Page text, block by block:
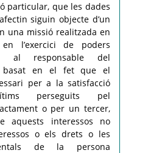
particular, que les dades
siguin objecte d’un
una missió realitzada en
l’exercici de poders
al responsable del
basat en el fet que el
per a la satisfacció
perseguits pel
o per un tercer,
aquests interessos no
o els drets o les
de la persona